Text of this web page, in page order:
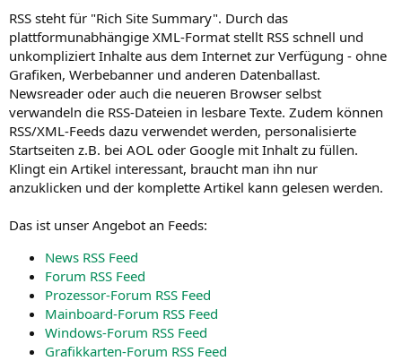
RSS steht für "Rich Site Summary". Durch das
plattformunabhängige XML-Format stellt RSS schnell und
unkompliziert Inhalte aus dem Internet zur Verfügung - ohne
Grafiken, Werbebanner und anderen Datenballast.
Newsreader oder auch die neueren Browser selbst
verwandeln die RSS-Dateien in lesbare Texte. Zudem können
RSS/XML-Feeds dazu verwendet werden, personalisierte
Startseiten z.B. bei AOL oder Google mit Inhalt zu füllen.
Klingt ein Artikel interessant, braucht man ihn nur
anzuklicken und der komplette Artikel kann gelesen werden.
Das ist unser Angebot an Feeds:
News RSS Feed
Forum RSS Feed
Prozessor-Forum RSS Feed
Mainboard-Forum RSS Feed
Windows-Forum RSS Feed
Grafikkarten-Forum RSS Feed